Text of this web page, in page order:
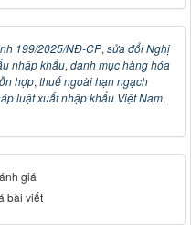
199/2025/NĐ-CP, sửa đổi Nghị
nhập khẩu, danh mục hàng hóa
hợp, thuế ngoài hạn ngạch
luật xuất nhập khẩu Việt Nam,
giá
bài viết